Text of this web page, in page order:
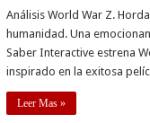
Análisis World War Z.
humanidad. Una
Saber Interactive estrena
inspirado en la exitosa
Leer Mas »